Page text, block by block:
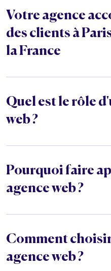
Votre agence
des clients à
la France
Quel est le rôle
web ?
Pourquoi faire
agence web ?
Comment
agence web ?